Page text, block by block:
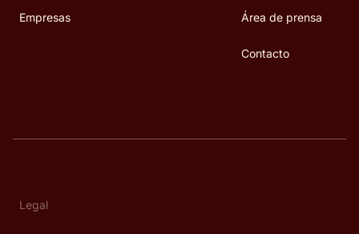
Empresas Área de prensa
Contacto
Legal